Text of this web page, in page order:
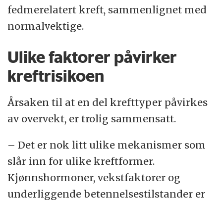
fedmerelatert kreft, sammenlignet med
normalvektige.
Ulike faktorer påvirker
kreftrisikoen
Årsaken til at en del krefttyper påvirkes
av overvekt, er trolig sammensatt.
– Det er nok litt ulike mekanismer som
slår inn for ulike kreftformer.
Kjønnshormoner, vekstfaktorer og
underliggende betennelsestilstander er